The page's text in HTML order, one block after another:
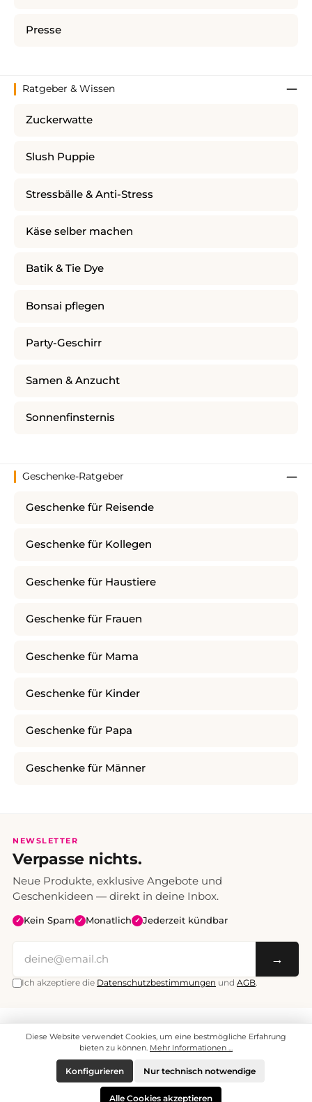
Presse
Ratgeber & Wissen
Zuckerwatte
Slush Puppie
Stressbälle & Anti-Stress
Käse selber machen
Batik & Tie Dye
Bonsai pflegen
Party-Geschirr
Samen & Anzucht
Sonnenfinsternis
Geschenke-Ratgeber
Geschenke für Reisende
Geschenke für Kollegen
Geschenke für Haustiere
Geschenke für Frauen
Geschenke für Mama
Geschenke für Kinder
Geschenke für Papa
Geschenke für Männer
NEWSLETTER
Verpasse nichts.
Neue Produkte, exklusive Angebote und
Geschenkideen — direkt in deine Inbox.
✓ Kein Spam ✓ Monatlich ✓ Jederzeit kündbar
→
Ich akzeptiere die Datenschutzbestimmungen und AGB.
versandkostenfrei.
© 2008 - 2026 enjoymedia.ch - Alle Rechte vorbehalten.
Diese Website verwendet Cookies, um eine bestmögliche Erfahrung
bieten zu können. Mehr Informationen ...
Nur technisch notwendige
Konfigurieren
Alle Cookies akzeptieren